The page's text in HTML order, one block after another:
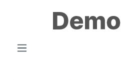
Zum Hauptinhalt springen